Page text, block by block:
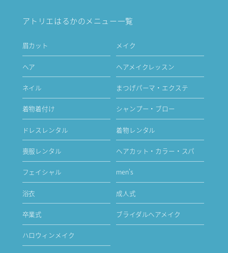
アトリエはるかのメニュー一覧
眉カット メイク
ヘア ヘアメイクレッスン
ネイル まつげパーマ・エクステ
着物着付け シャンプー・ブロー
ドレスレンタル 着物レンタル
喪服レンタル ヘアカット・カラー・スパ
フェイシャル men's
浴衣 成人式
卒業式 ブライダルヘアメイク
ハロウィンメイク